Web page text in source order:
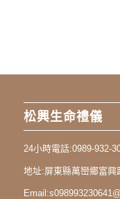
松興生命禮儀
24小時電話:0989-932-
地址:屏東縣萬巒鄉富興
Email: